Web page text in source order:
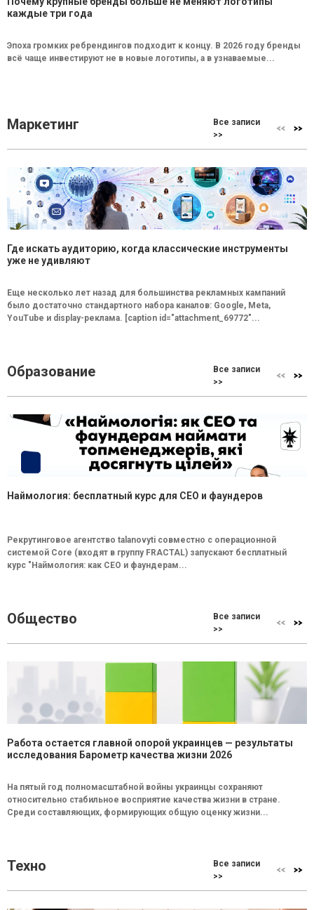
каждые три года
Эпоха громких ребрендингов подходит к концу. В 2026 году бренды
всё чаще инвестируют не в новые логотипы, а в узнаваемые...
Маркетинг
Все записи
>>
Где искать аудиторию, когда классические инструменты
уже не удивляют
Еще несколько лет назад для большинства рекламных кампаний
было достаточно стандартного набора каналов: Google, Meta,
YouTube и display-реклама. [caption id="attachment_69772"...
Образование
Все записи
>>
Наймология: бесплатный курс для CEO и фаундеров
Рекрутинговое агентство talanovyti совместно с операционной
системой Core (входят в группу FRACTAL) запускают бесплатный
курс "Наймология: как СEO и фаундерам...
Общество
Все записи
>>
Работа остается главной опорой украинцев — результаты
исследования Барометр качества жизни 2026
На пятый год полномасштабной войны украинцы сохраняют
относительно стабильное восприятие качества жизни в стране.
Среди составляющих, формирующих общую оценку жизни...
Техно
Все записи
>>